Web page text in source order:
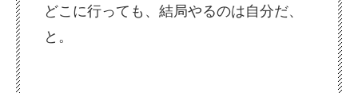
どこに行っても、結局やるのは自分だ、
と。